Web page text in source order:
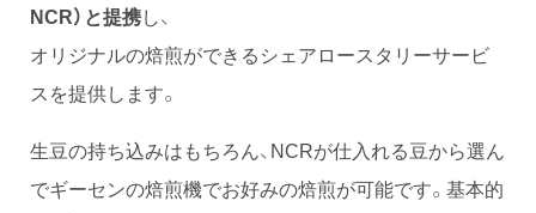
NCR）と提携し、
オリジナルの焙煎ができるシェアロースタリーサービ
スを提供します。
生豆の持ち込みはもちろん、NCRが仕入れる豆から選ん
でギーセンの焙煎機でお好みの焙煎が可能です。基本的